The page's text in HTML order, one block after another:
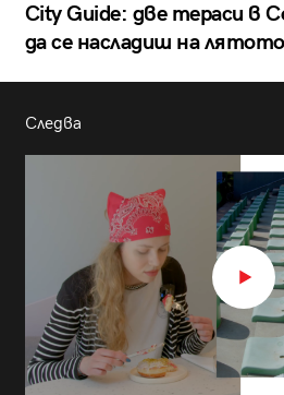
City Guide: две тераси в
да се насладиш на лятото
Следва